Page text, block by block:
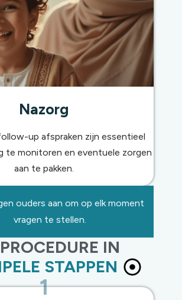
Nazorg
up afspraken zijn essentieel
te monitoren en eventuele zorgen
aan te pakken.
ouders aan om op elk moment
vragen te stellen.
PROCEDURE IN
STAPPEN
1